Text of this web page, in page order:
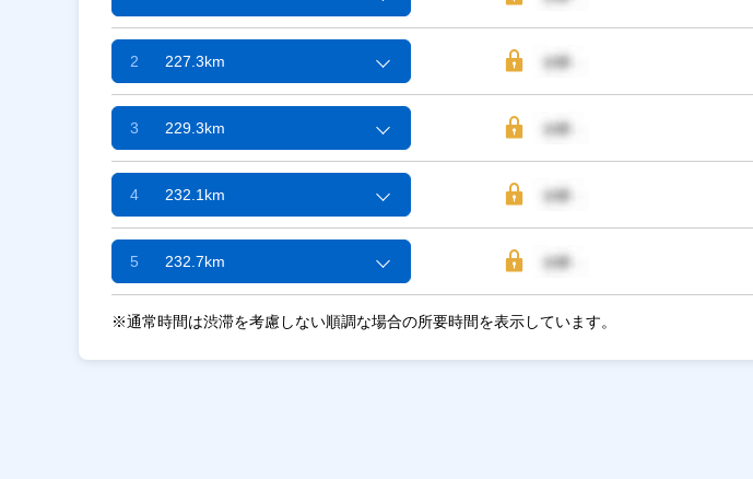
2 227.3km
3 229.3km
4 232.1km
5 232.7km
※通常時間は渋滞を考慮しない順調な場合の所要時間を表示しています。